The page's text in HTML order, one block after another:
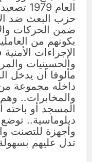
العام
حزب البعث ضد
ضمن الحركات
بكونهم من
الإجراءات
والحسينيات
مألوفا أن يدخل
داخله مجموعة من
والمخابرات..
المسجد أو باحته
دبلوماسية..
وأجهزة للتصنت
تدل عليهم